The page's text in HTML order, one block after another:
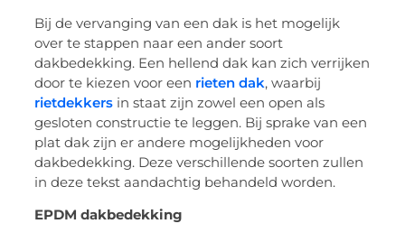
Bij de vervanging van een dak is het mogelijk
over te stappen naar een ander soort
dakbedekking. Een hellend dak kan zich verrijken
door te kiezen voor een rieten dak, waarbij
rietdekkers in staat zijn zowel een open als
gesloten constructie te leggen. Bij sprake van een
plat dak zijn er andere mogelijkheden voor
dakbedekking. Deze verschillende soorten zullen
in deze tekst aandachtig behandeld worden.
EPDM dakbedekking